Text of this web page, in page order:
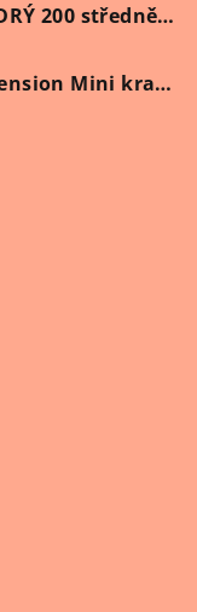
FRÉZA KARBID KUŽEL MODRÝ 200 středně hrubý (Vybrat průměr)
DUAL FORMS NOBLES Extension Mini kratší 60 ks/krabička